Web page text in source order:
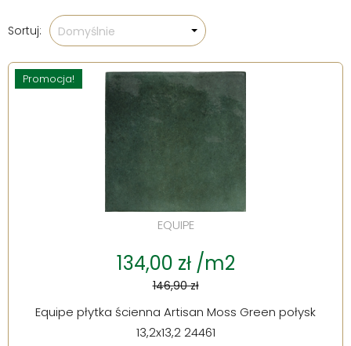
Sortuj: Domyślnie
Promocja!
EQUIPE
134,00 zł /m2
146,90 zł
Equipe płytka ścienna Artisan Moss Green połysk
13,2x13,2 24461